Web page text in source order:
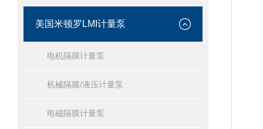
美国米顿罗LMI计量泵
电机隔膜计量泵
机械隔膜/液压计量泵
电磁隔膜计量泵